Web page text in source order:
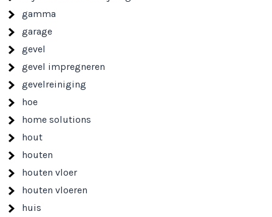
gamma
garage
gevel
gevel impregneren
gevelreiniging
hoe
home solutions
hout
houten
houten vloer
houten vloeren
huis